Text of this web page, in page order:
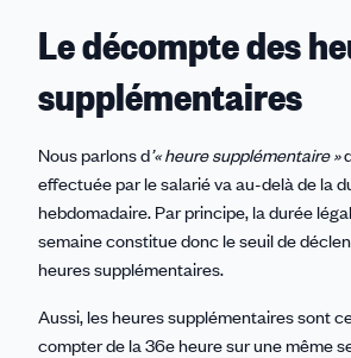
Linkedin
Facebook
Threads
Bluesky
email
Le décompte des
supplémentaires
Nous parlons d’« heure supplémentaire »
effectuée par le salarié va au-delà de la
hebdomadaire. Par principe, la durée
semaine constitue donc le seuil de
heures supplémentaires.
Aussi, les heures supplémentaires sont
compter de la 36e heure sur une même